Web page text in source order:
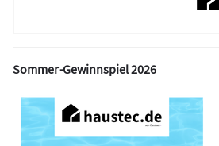
Sommer-Gewinnspiel 2026